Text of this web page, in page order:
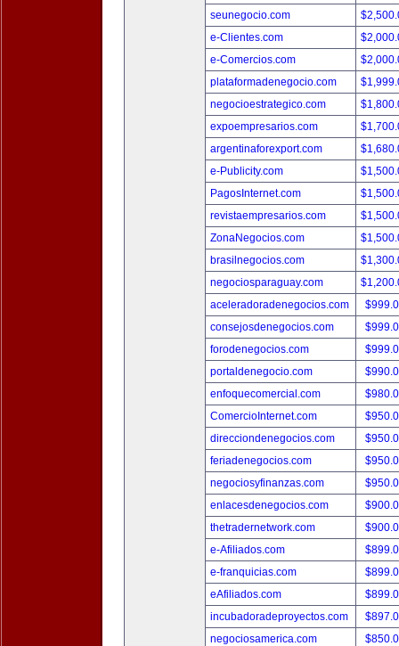
seunegocio.com
e-Clientes.com
e-Comercios.com
plataformadenegocio.com
negocioestrategico.com
expoempresarios.com
argentinaforexport.com
e-Publicity.com
PagosInternet.com
revistaempresarios.com
ZonaNegocios.com
brasilnegocios.com
negociosparaguay.com
aceleradoradenegocios.com
consejosdenegocios.com
forodenegocios.com
portaldenegocio.com
enfoquecomercial.com
ComercioInternet.com
direcciondenegocios.com
feriadenegocios.com
negociosyfinanzas.com
enlacesdenegocios.com
thetradernetwork.com
e-Afiliados.com
e-franquicias.com
eAfiliados.com
incubadoradeproyectos.com
negociosamerica.com